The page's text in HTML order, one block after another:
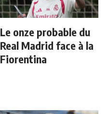
Le onze probable du
Real Madrid face à la
Fiorentina